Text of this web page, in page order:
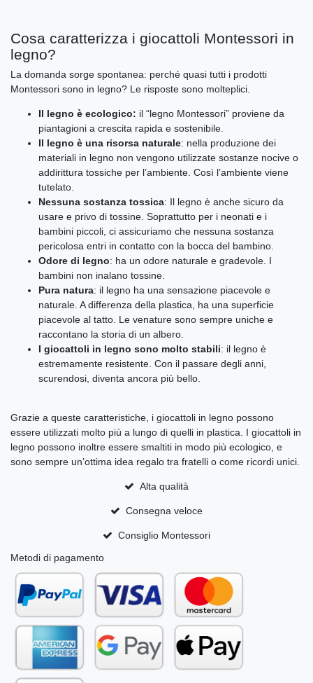
Cosa caratterizza i giocattoli Montessori in
legno?
La domanda sorge spontanea: perché quasi tutti i prodotti
Montessori sono in legno? Le risposte sono molteplici.
Il legno è ecologico: il “legno Montessori” proviene da
piantagioni a crescita rapida e sostenibile.
Il legno è una risorsa naturale: nella produzione dei
materiali in legno non vengono utilizzate sostanze nocive o
addirittura tossiche per l’ambiente. Così l’ambiente viene
tutelato.
Nessuna sostanza tossica: Il legno è anche sicuro da
usare e privo di tossine. Soprattutto per i neonati e i
bambini piccoli, ci assicuriamo che nessuna sostanza
pericolosa entri in contatto con la bocca del bambino.
Odore di legno: ha un odore naturale e gradevole. I
bambini non inalano tossine.
Pura natura: il legno ha una sensazione piacevole e
naturale. A differenza della plastica, ha una superficie
piacevole al tatto. Le venature sono sempre uniche e
raccontano la storia di un albero.
I giocattoli in legno sono molto stabili: il legno è
estremamente resistente. Con il passare degli anni,
scurendosi, diventa ancora più bello.
Grazie a queste caratteristiche, i giocattoli in legno possono
essere utilizzati molto più a lungo di quelli in plastica. I giocattoli in
legno possono inoltre essere smaltiti in modo più ecologico, e
sono sempre un’ottima idea regalo tra fratelli o come ricordi unici.
Alta qualità
Consegna veloce
Consiglio Montessori
Metodi di pagamento